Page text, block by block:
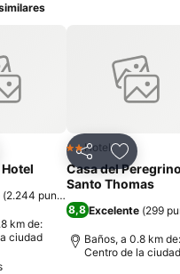
a favoritos
(2.244 puntuaciones
km de:
ciudad
CompartirAgregar
2 Estrellas
Hotel
Casa del
Santo Thomas
8,8 Excelente (299
Baños, a 0.8 km de:
Centro de la ciudad